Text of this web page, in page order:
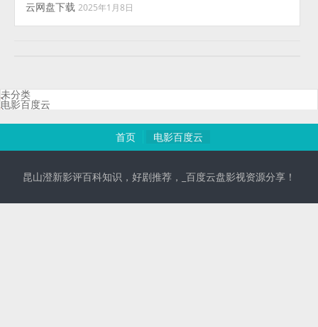
云网盘下载 2025年1月8日
未分类
电影百度云
首页 电影百度云
昆山澄新影评百科知识，好剧推荐，_百度云盘影视资源分享！